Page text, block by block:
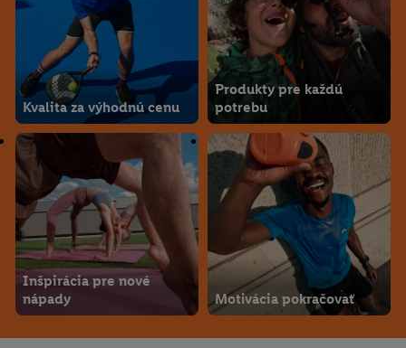
Kvalita za výhodnú cenu
Produkty pre každú
potrebu
Inšpirácia pre nové
nápady
Motivácia pokračovať